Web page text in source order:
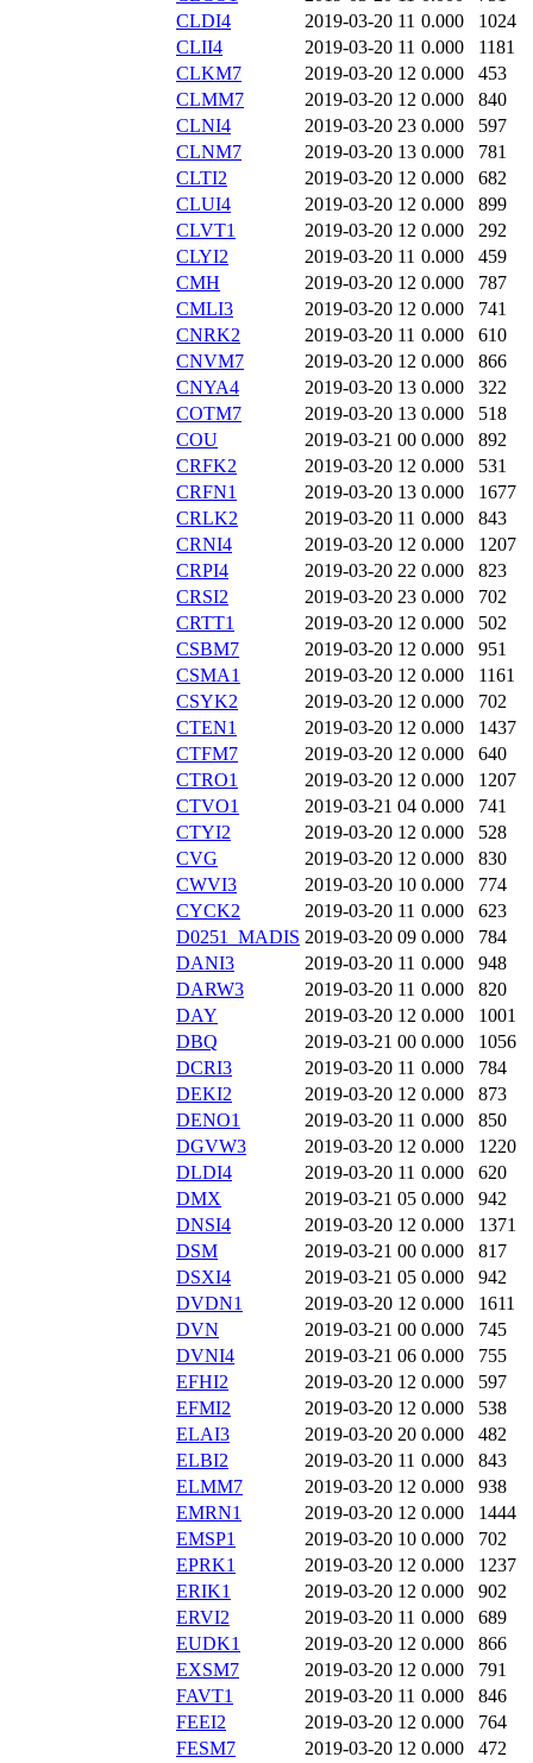
CLDI4
2019-03-20 11 0.000
1024
CLII4
2019-03-20 11 0.000
1181
CLKM7
2019-03-20 12 0.000
453
CLMM7
2019-03-20 12 0.000
840
CLNI4
2019-03-20 23 0.000
597
CLNM7
2019-03-20 13 0.000
781
CLTI2
2019-03-20 12 0.000
682
CLUI4
2019-03-20 12 0.000
899
CLVT1
2019-03-20 12 0.000
292
CLYI2
2019-03-20 11 0.000
459
CMH
2019-03-20 12 0.000
787
CMLI3
2019-03-20 12 0.000
741
CNRK2
2019-03-20 11 0.000
610
CNVM7
2019-03-20 12 0.000
866
CNYA4
2019-03-20 13 0.000
322
COTM7
2019-03-20 13 0.000
518
COU
2019-03-21 00 0.000
892
CRFK2
2019-03-20 12 0.000
531
CRFN1
2019-03-20 13 0.000
1677
CRLK2
2019-03-20 11 0.000
843
CRNI4
2019-03-20 12 0.000
1207
CRPI4
2019-03-20 22 0.000
823
CRSI2
2019-03-20 23 0.000
702
CRTT1
2019-03-20 12 0.000
502
CSBM7
2019-03-20 12 0.000
951
CSMA1
2019-03-20 12 0.000
1161
CSYK2
2019-03-20 12 0.000
702
CTEN1
2019-03-20 12 0.000
1437
CTFM7
2019-03-20 12 0.000
640
CTRO1
2019-03-20 12 0.000
1207
CTVO1
2019-03-21 04 0.000
741
CTYI2
2019-03-20 12 0.000
528
CVG
2019-03-20 12 0.000
830
CWVI3
2019-03-20 10 0.000
774
CYCK2
2019-03-20 11 0.000
623
D0251_MADIS 2019-03-20 09 0.000
784
DANI3
2019-03-20 11 0.000
948
DARW3
2019-03-20 11 0.000
820
DAY
2019-03-20 12 0.000
1001
DBQ
2019-03-21 00 0.000
1056
DCRI3
2019-03-20 11 0.000
784
DEKI2
2019-03-20 12 0.000
873
DENO1
2019-03-20 11 0.000
850
DGVW3
2019-03-20 12 0.000
1220
DLDI4
2019-03-20 11 0.000
620
DMX
2019-03-21 05 0.000
942
DNSI4
2019-03-20 12 0.000
1371
DSM
2019-03-21 00 0.000
817
DSXI4
2019-03-21 05 0.000
942
DVDN1
2019-03-20 12 0.000
1611
DVN
2019-03-21 00 0.000
745
DVNI4
2019-03-21 06 0.000
755
EFHI2
2019-03-20 12 0.000
597
EFMI2
2019-03-20 12 0.000
538
ELAI3
2019-03-20 20 0.000
482
ELBI2
2019-03-20 11 0.000
843
ELMM7
2019-03-20 12 0.000
938
EMRN1
2019-03-20 12 0.000
1444
EMSP1
2019-03-20 10 0.000
702
EPRK1
2019-03-20 12 0.000
1237
ERIK1
2019-03-20 12 0.000
902
ERVI2
2019-03-20 11 0.000
689
EUDK1
2019-03-20 12 0.000
866
EXSM7
2019-03-20 12 0.000
791
FAVT1
2019-03-20 11 0.000
846
FEEI2
2019-03-20 12 0.000
764
FESM7
2019-03-20 12 0.000
472